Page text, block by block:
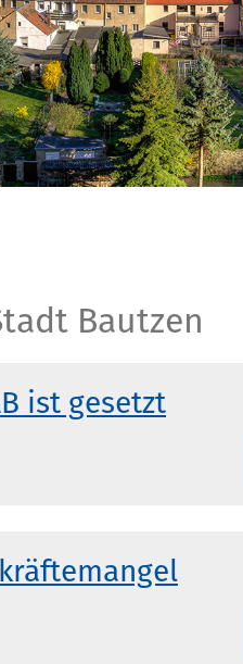
Bautzen
ist gesetzt